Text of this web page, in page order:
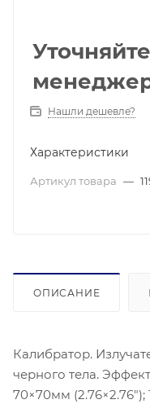
Нашли дешевле?
Характеристики
Артикул товара —
ОПИСАНИЕ
Калибратор.
черного тела.
70×70мм